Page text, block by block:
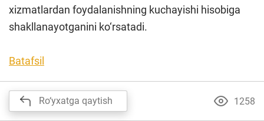
xizmatlardan foydalanishning kuchayishi hisobiga
shakllanayotganini ko‘rsatadi.
Batafsil
Ro‘yxatga qaytish 1258